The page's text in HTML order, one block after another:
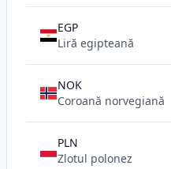
EGP
Liră egipteană
NOK
Coroană norvegiană
PLN
Zlotul polonez